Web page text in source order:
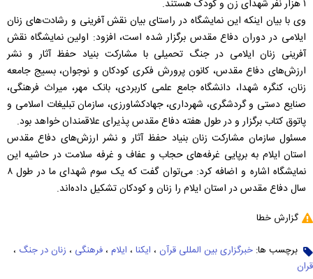
۱ هزار نفر شهدای زن و کودک هستند.
وی با بیان اینکه این نمایشگاه در راستای بیان نقش آفرینی و رشادت‌های زنان
ایلامی در دوران دفاع مقدس برگزار شده است، افزود: اولین نمایشگاه نقش
آفرینی زنان ایلامی در جنگ تحمیلی با مشارکت بنیاد حفظ آثار و نشر
ارزش‌های دفاع مقدس، کانون پرورش فکری کودکان و نوجوان، بسیج جامعه
زنان، کنگره شهدا، دانشگاه جامع علمی کاربردی، بانک مهر، میراث فرهنگی،
صنایع دستی و گردشگری، شهرداری، جهادکشاورزی، سازمان تبلیغات اسلامی و
پاتوق کتاب برگزار و در طول هفته دفاع مقدس پذیرای علاقمندان خواهد بود.
مسئول سازمان مشارکت زنان بنیاد حفظ آثار و نشر ارزش‌های دفاع مقدس
استان ایلام به برپایی غرفه‌های حجاب و عفاف و غرفه سلامت در حاشیه این
نمایشگاه اشاره و اضافه کرد: می‌توان گفت که یک سوم شهدای ما در طول ۸
سال دفاع مقدس در استان ایلام را زنان و کودکان تشکیل داده‌اند.
گزارش خطا
برچسب ها: خبرگزاری بین المللی قرآن ، ایکنا ، ایلام ، فرهنگی ، زنان در جنگ ،
قران